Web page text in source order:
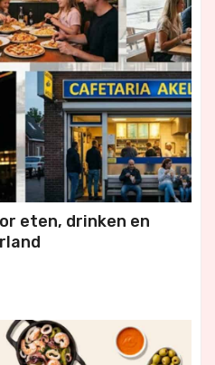
eten, drinken en